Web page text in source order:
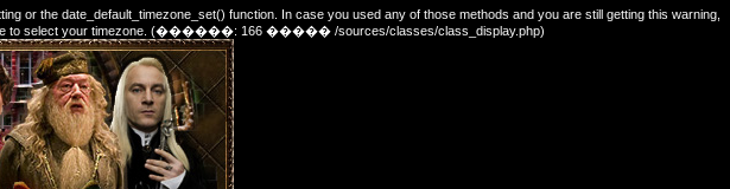
or the date_default_timezone_set() function. In case you used any of those methods and you are still getting this warning,
to select your timezone. (������: 166 ����� /sources/classes/class_display.php)